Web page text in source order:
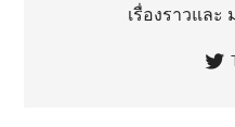
เรื่องราวแล